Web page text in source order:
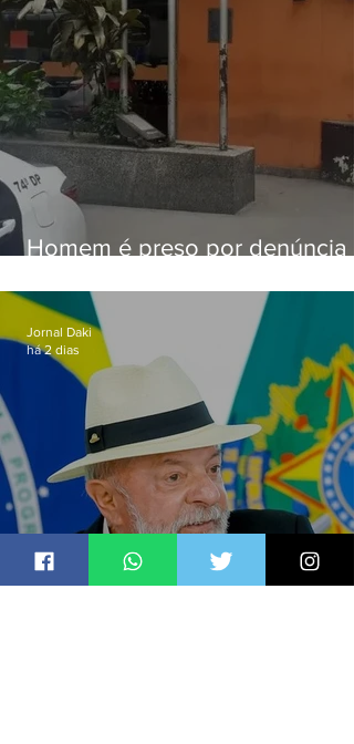
Homem é preso por denúncia
Alcântara
Jornal Daki
há 2 dias